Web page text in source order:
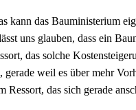
kann das Bauministerium
uns glauben, dass ein
das solche
weil es über mehr
Ressort, das sich gerade